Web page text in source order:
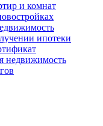
и комнат
ипотеки
недвижимость